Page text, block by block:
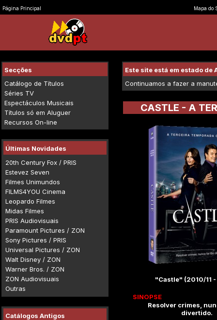
Página Principal Mapa do
Secções
Catálogo de Títulos
Séries TV
Espectáculos Musicais
Títulos só em Aluguer
Recursos On-line
Últimas Novidades
20th Century Fox / PRIS
Estevez Seven
Filmes Unimundos
FILMS4YOU Cinema
Leopardo Filmes
Midas Filmes
PRIS Audiovisuais
Paramount Pictures / ZON
Sony Pictures / PRIS
Universal Pictures / ZON
Walt Disney / ZON
Warner Bros. / ZON
ZON Audiovisuais
Outras
Catálogos Antigos
Este site está em estado de
Continuamos a fazer a
CASTLE - A
"Castle" (2010/11
SINOPSE
Resolver crimes,
divertido.